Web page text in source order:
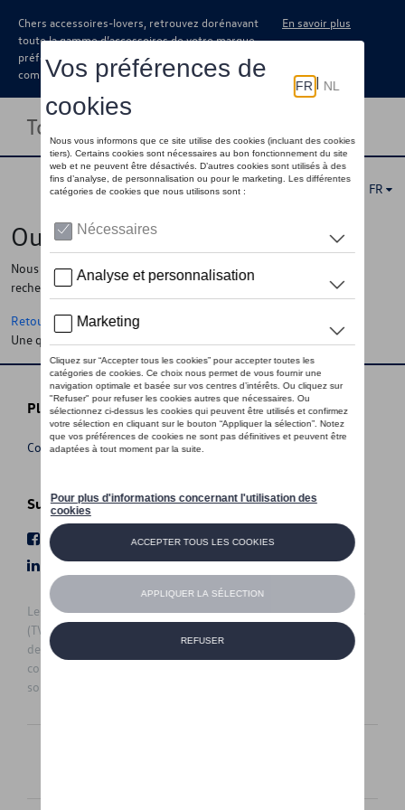
Chers accessoires-lovers, retrouvez dorénavant
toute la gamme d’accessoires de votre marque
préférée sous forme de catalogue à
commander auprès de votre concessionaire.
En savoir plus
Toggle navigation
FR
Oups !
Nous ne pouvons pas trouver la page, l'information que vous
recherchez
Retour à la homepage
Une question ?
Plus d'informations
Conditions de vente
Suivez nous
Facebook
Youtube
LinkedIn
Instagram
Les prix affichés sur le présent site sont des prix recommandés
(TVAc), hors éventuels frais de montage. Pour connaitre le prix
de vente actuel et les éventuels frais de montage, veuillez
contacter votre concessionnaire/agent. Les prix recommandés
sont sujets à des changements sans préavis.